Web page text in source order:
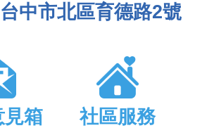
中市北區育德路2號
見箱 社區服務